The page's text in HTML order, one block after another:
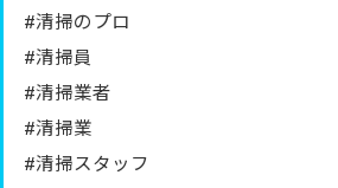
#清掃のプロ
#清掃員
#清掃業者
#清掃業
#清掃スタッフ